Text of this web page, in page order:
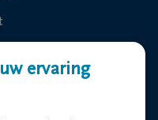
ervaring